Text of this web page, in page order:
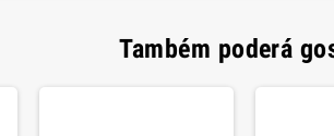
Também poderá